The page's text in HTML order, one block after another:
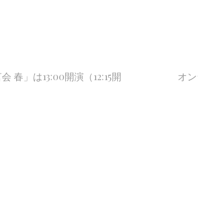
春」は13:00開演（12:15開
オ